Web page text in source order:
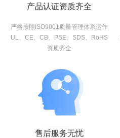
产品认证资质齐全
严格按照ISO9001质量管理体系运作
UL、CE、CB、PSE、SDS、RoHS
资质齐全
售后服务无忧